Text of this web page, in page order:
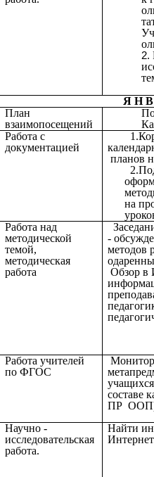
Я Н
План
взаимопосещений
Работа с
документацией
планов
на
Работа над
методической
темой,
методическая
работа
-
методов
Обзор в
Работа учителей
по ФГОС
составе
ПР
Научно -
исследовательская
работа.
Найти